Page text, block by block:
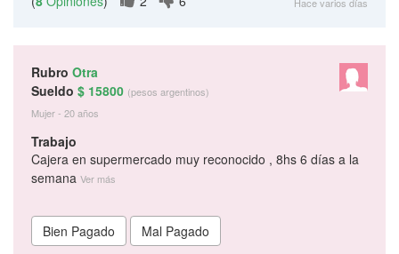
Hace varios días
Rubro Otra
Sueldo $ 15800 (pesos argentinos)
Mujer - 20 años
Trabajo
Cajera en supermercado muy reconocido , 8hs 6 días a la
semana Ver más